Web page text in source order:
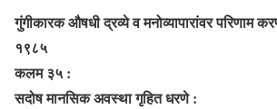
गुंगीकारक औषधी द्रव्ये व मनोव्यापारांवर परिणाम
१९८५
कलम ३५ :
सदोष मानसिक अवस्था गृहित धरणे :